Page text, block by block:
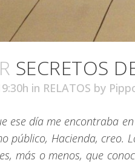
SECRETOS
in RELATOS by
ese día me encontraba
público, Hacienda, creo.
más o menos, que